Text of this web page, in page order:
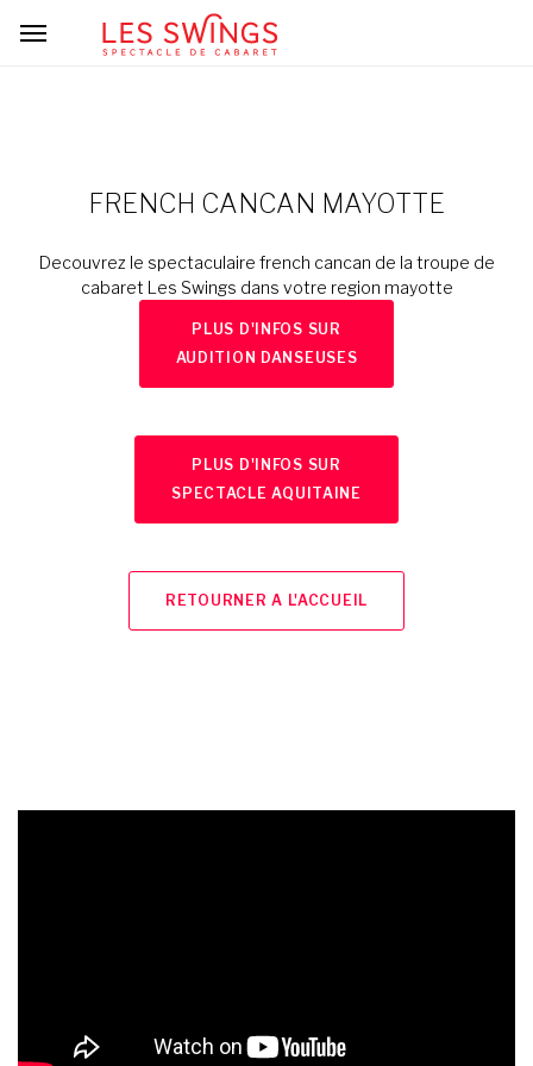
FRENCH CANCAN MAYOTTE
Decouvrez le spectaculaire french cancan de la troupe de
cabaret Les Swings dans votre region mayotte
PLUS D'INFOS SUR
AUDITION DANSEUSES
PLUS D'INFOS SUR
SPECTACLE AQUITAINE
RETOURNER A L'ACCUEIL